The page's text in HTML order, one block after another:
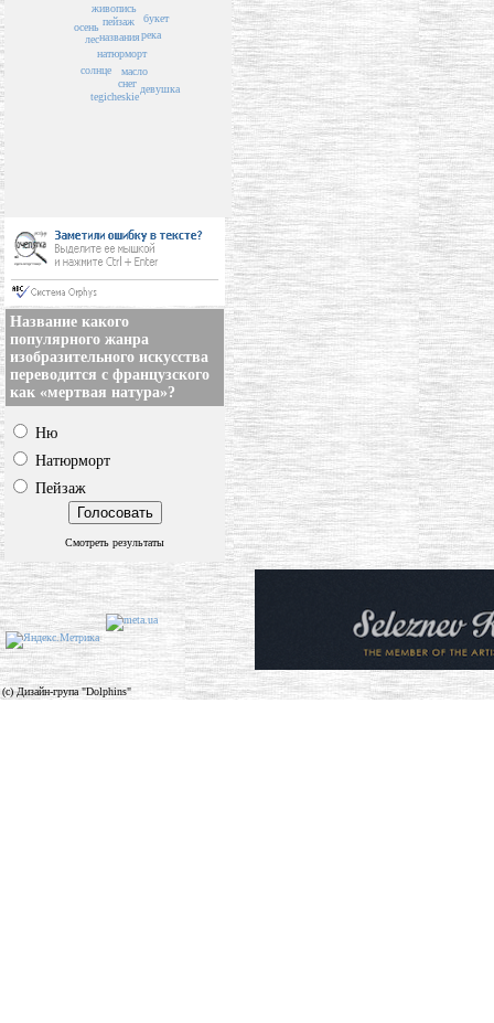
пейзаж
названия
живопись
натюрморт
солнце
лес
осень
букет
масло
река
снег
tegicheskie
девушка
Название какого
популярного жанра
изобразительного искусства
переводится с французского
как «мертвая натура»?
Ню
Натюрморт
Пейзаж
Смотреть результаты
(c) Дизайн-група "Dolphins"